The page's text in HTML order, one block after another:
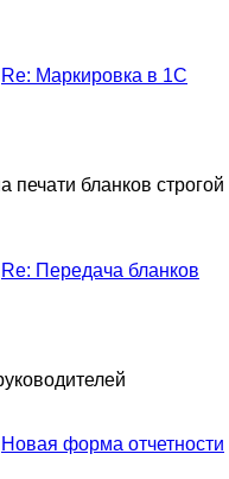
Re: Маркировка в 1С
печати бланков строгой
Re: Передача бланков
Новая форма отчетности